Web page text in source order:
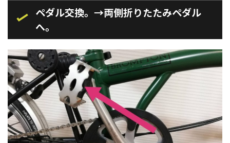
ペダル交換。→両側折りたたみペダル
へ。